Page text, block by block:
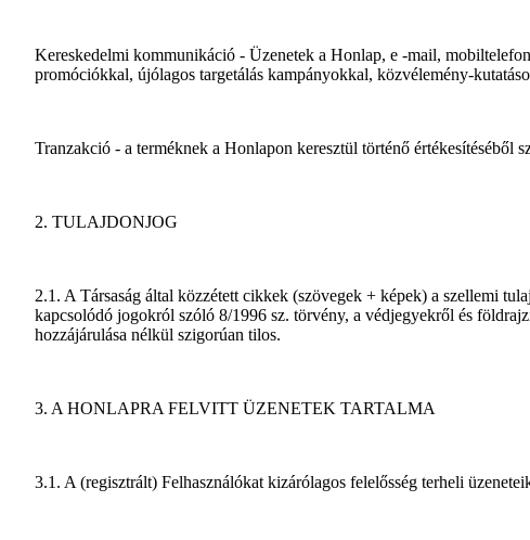
Kereskedelmi kommunikáció - Üzenetek a Honlap, e -mail,
promóciókkal, újólagos targetálás kampányokkal, közvélemény-
Tranzakció - a terméknek a Honlapon keresztül történő értékesítéséből
2. TULAJDONJOG
2.1. A Társaság által közzétett cikkek (szövegek + képek) a szellemi
kapcsolódó jogokról szóló 8/1996 sz. törvény, a védjegyekről és
hozzájárulása nélkül szigorúan tilos.
3. A HONLAPRA FELVITT ÜZENETEK TARTALMA
3.1. A (regisztrált) Felhasználókat kizárólagos felelősség terheli